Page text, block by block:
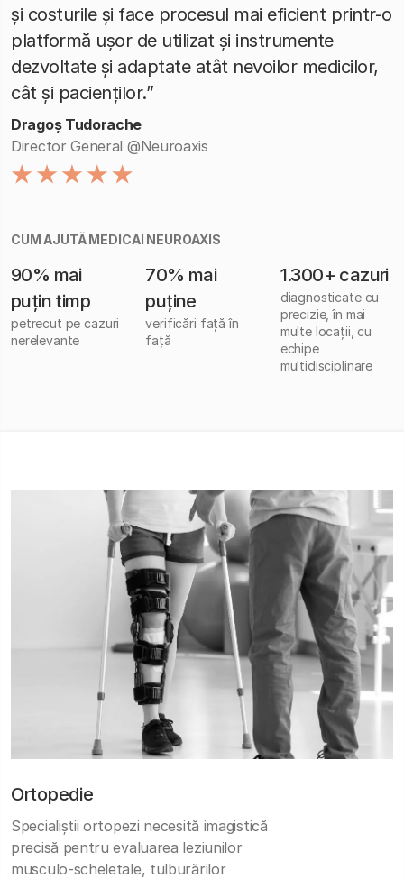
și costurile și face procesul mai eficient printr-o
platformă ușor de utilizat și instrumente
dezvoltate și adaptate atât nevoilor medicilor,
cât și pacienților.”
Dragoș Tudorache
Director General @Neuroaxis
CUM AJUTĂ MEDICAI NEUROAXIS
90% mai
puțin timp
petrecut pe cazuri
nerelevante
70% mai
puține
verificări față în
față
1.300+ cazuri
diagnosticate cu
precizie, în mai
multe locații, cu
echipe
multidisciplinare
Ortopedie
Specialiștii ortopezi necesită imagistică
precisă pentru evaluarea leziunilor
musculo-scheletale, tulburărilor